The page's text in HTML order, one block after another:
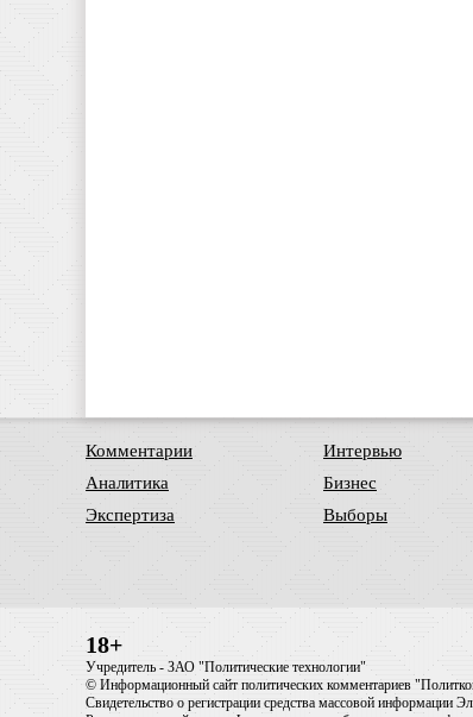
Комментарии
Аналитика
Экспертиза
Интервью
Бизнес
Выборы
18+
Учредитель - ЗАО "Политические технологии"
© Информационный сайт политических комментариев
Свидетельство о регистрации средства массовой информации